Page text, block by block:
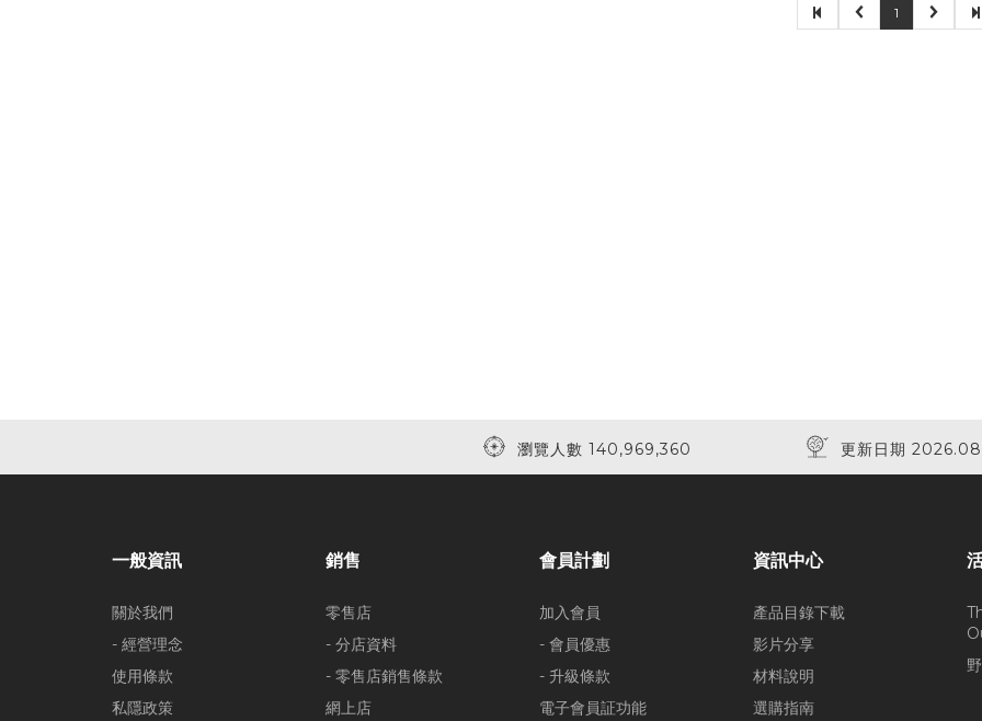
1
瀏覽人數 140,969,360 更新日期
一般資訊
關於我們
- 經營理念
使用條款
私隱政策
銷售
零售店
- 分店資料
- 零售店銷售條款
網上店
會員計劃
加入會員
- 會員優惠
- 升級條款
電子會員証功能
資訊中心
產品目錄下載
影片分享
材料說明
選購指南